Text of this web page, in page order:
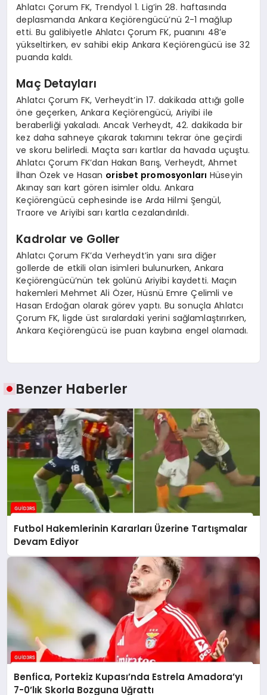
Ahlatcı Çorum FK, Trendyol 1. Lig’in 28. haftasında
deplasmanda Ankara Keçiörengücü’nü 2-1 mağlup
etti. Bu galibiyetle Ahlatcı Çorum FK, puanını 48’e
yükseltirken, ev sahibi ekip Ankara Keçiörengücü ise 32
puanda kaldı.
Maç Detayları
Ahlatcı Çorum FK, Verheydt’in 17. dakikada attığı golle
öne geçerken, Ankara Keçiörengücü, Ariyibi ile
beraberliği yakaladı. Ancak Verheydt, 42. dakikada bir
kez daha sahneye çıkarak takımını tekrar öne geçirdi
ve skoru belirledi. Maçta sarı kartlar da havada uçuştu.
Ahlatcı Çorum FK’dan Hakan Barış, Verheydt, Ahmet
İlhan Özek ve Hasan orisbet promosyonları Hüseyin
Akınay sarı kart gören isimler oldu. Ankara
Keçiörengücü cephesinde ise Arda Hilmi Şengül,
Traore ve Ariyibi sarı kartla cezalandırıldı.
Kadrolar ve Goller
Ahlatcı Çorum FK’da Verheydt’in yanı sıra diğer
gollerde de etkili olan isimleri bulunurken, Ankara
Keçiörengücü’nün tek golünü Ariyibi kaydetti. Maçın
hakemleri Mehmet Ali Özer, Hüsnü Emre Çelimli ve
Hasan Erdoğan olarak görev yaptı. Bu sonuçla Ahlatcı
Çorum FK, ligde üst sıralardaki yerini sağlamlaştırırken,
Ankara Keçiörengücü ise puan kaybına engel olamadı.
Benzer Haberler
Futbol Hakemlerinin Kararları Üzerine Tartışmalar
Devam Ediyor
Benfica, Portekiz Kupası’nda Estrela Amadora’yı
7-0’lık Skorla Bozguna Uğrattı